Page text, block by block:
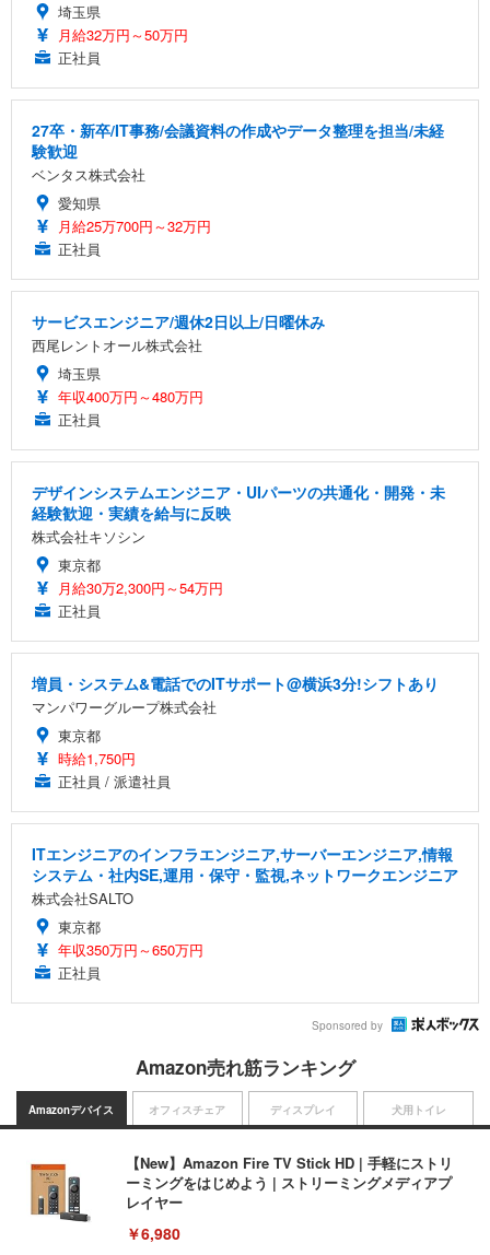
埼玉県
月給32万円～50万円
正社員
27卒・新卒/IT事務/会議資料の作成やデータ整理を担当/未経
験歓迎
ベンタス株式会社
愛知県
月給25万700円～32万円
正社員
サービスエンジニア/週休2日以上/日曜休み
西尾レントオール株式会社
埼玉県
年収400万円～480万円
正社員
デザインシステムエンジニア・UIパーツの共通化・開発・未
経験歓迎・実績を給与に反映
株式会社キソシン
東京都
月給30万2,300円～54万円
正社員
増員・システム&電話でのITサポート@横浜3分!シフトあり
マンパワーグループ株式会社
東京都
時給1,750円
正社員 / 派遣社員
ITエンジニアのインフラエンジニア,サーバーエンジニア,情報
システム・社内SE,運用・保守・監視,ネットワークエンジニア
株式会社SALTO
東京都
年収350万円～650万円
正社員
Sponsored by
Amazon売れ筋ランキング
Amazonデバイス
【New】Amazon Fire TV Stick HD | 手軽にストリ
ーミングをはじめよう | ストリーミングメディアプ
レイヤー
￥6,980
オフィスチェア ディスプレイ 犬用トイレ